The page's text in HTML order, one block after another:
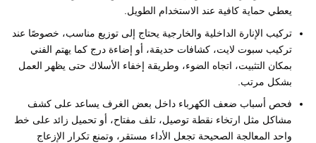
يعطي حماية كافية عند الاستخدام الطويل.
تركيب الإنارة الداخلية والخارجية يحتاج إلى توزيع مناسب، خصوصًا عند
تركيب سبوت لايت، كشافات حديقة، أو إضاءة درج كما يهتم الفني
بمكان التثبيت، اتجاه الضوء، وطريقة إخفاء الأسلاك حتى يظهر العمل
بشكل مرتب.
فحص أسباب ضعف الكهرباء داخل بعض الغرف يساعد على كشف
مشاكل مثل ارتخاء نقطة توصيل، تلف مفتاح، أو تحميل زائد على خط
واحد المعالجة الصحيحة تجعل الأداء مستقر، وتمنع تكرار الإزعاج